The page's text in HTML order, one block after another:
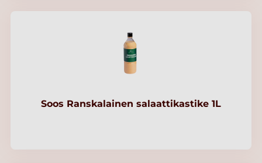
Soos Ranskalainen salaattikastike 1L